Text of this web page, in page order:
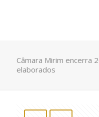
Câmara Mirim encerra
elaborados